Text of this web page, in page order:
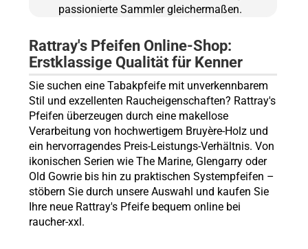
passionierte Sammler gleichermaßen.
Rattray's Pfeifen Online-Shop:
Erstklassige Qualität für Kenner
Sie suchen eine Tabakpfeife mit unverkennbarem
Stil und exzellenten Raucheigenschaften? Rattray's
Pfeifen überzeugen durch eine makellose
Verarbeitung von hochwertigem Bruyère-Holz und
ein hervorragendes Preis-Leistungs-Verhältnis. Von
ikonischen Serien wie The Marine, Glengarry oder
Old Gowrie bis hin zu praktischen Systempfeifen –
stöbern Sie durch unsere Auswahl und kaufen Sie
Ihre neue Rattray's Pfeife bequem online bei
raucher-xxl.